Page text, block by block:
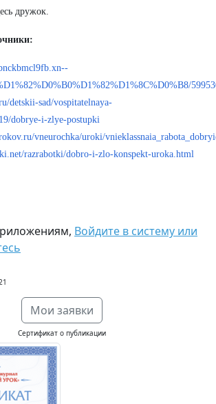
дружок.
detskii-sad/vospitatelnaya-
dobrye-i-zlye-postupki
vneurochka/uroki/
razrabotki/dobro-i-zlo-konspekt-uroka.html
Войдите в систему или
Мои заявки
Сертификат о публикации